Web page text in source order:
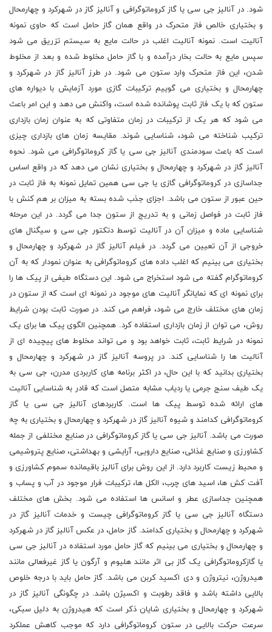
شود. در آنالیز جی سی یا گاز کروماتوگرافی و آنالیز گاز در شهرکرد و چهارمحال
و بختیاری خالص فاز متحرک در واقع همان گاز حامل است که حاوی نمونه
آنالیت است. نمونه آنالیت اغلب در حالت مایع به سیستم تزریق می شود
سپس مایع به حالت بخار درآمده و با گاز حامل مخلوط شده و بعد از مخلوط
شدن، این فاز متحرک وارد ستون می شود. در طرز آنالیز گاز در شهرکرد و
چهارمحال و بختیاری می گوییم ترکیبات گازی مورد آزمایش با دیواره های
ستون که با یک فاز ثابت پوشانده شده است، واکنش می دهد و این امر باعث
می شود که هر یک از ترکیبات در زمان متفاوتی که به عنوان زمان بازداری
ترکیب شناخته می شود، شناسایی شوند. مقایسه زمان های بازداری چیزی
است که باعث سودمندی آنالیز جی سی یا گاز کروماتوگرافی می شود. نحوه
آنالیز گاز در شهرکرد و چهارمحال و بختیاری نشان می دهد که در واقع اساس
جداسازی در کروماتوگرافی گازی یا جی سی همین تمایل نمونه به فاز ثابت در
حین عبور از ستون می باشد. اجزای جذب شده بسته به میزان بر هم کنش با
فاز ثابت در فواصل زمانی و به تدریج از ستون جدا می گردد. در این مرحله
شناسایی ماده و میزان آن در آنالیت توسط دتکتور جی سی و سیگنال های
خروجی از آن تعیین می گردد. در فیلم آنالیز گاز در شهرکرد و چهارمحال و
بختیاری می بینیم که اغلب داده های کروماتوگرافی به عنوان نمودار که به آن
کروماتوگرام گفته می شود استخراج می شود. این دستگاه طیفی از پیک ها را
برای نمونه ای که نمایانگر آنالیت های موجود در نمونه ای است که از ستون در
زمان های مختلف خارج می شود، فراهم می کند. در صورت ثابت بودن شرایط
روش، می توان از زمان بازداری استفاده کرد. همچنین الگوی پیک ها برای یک
نمونه در شرایط ثابت، ثابت خواهد بود و می تواند مخلوط های پیچیده ای از
آنالیت ها را شناسایی کند. در پروسه آنالیز گاز در شهرکرد و چهارمحال و
بختیاری بدانید که با این حال، در اکثر برنامه های کاربردی مدرن، جی سی به
یک طیف سنج جرمی یا ردیاب مشابه متصل است که قادر به شناسایی آنالیت
های ارائه شده توسط پیک ها است. کاربردهای آنالیز جی سی یا گاز
کروماتوگرافی کدامند و شیوه آنالیز گاز در شهرکرد و چهارمحال و بختیاری به چه
صورت می باشد. آنالیز جی سی یا گاز کروماتوگرافی در صنایع مختلفی از جمله
کشاورزی و صنایع غذائی، صنایع دارویی، آرایشی و بهداشتی، صنایع پتروشیمی
و محیط زیست کاربرد دارد. از این روش برای آنالیز باقیمانده سموم کشاورزی و
آفت کش ها، اسید های چرب، الکل ها، ترکیبات فرار موجود در آب و پساب و
همچنین جداسازی عطر و اسانس ها استفاده می شود. بخش های مختلف
دستگاه آنالیز جی سی یا گاز کروماتوگرافی چیست و خدمات آنالیز گاز در
شهرکرد و چهارمحال و بختیاری کدامند. گاز حامل، در عکس آنالیز گاز در شهرکرد
و چهارمحال و بختیاری می بینیم که گاز حامل مورد استفاده در آنالیز جی سی
یا گازکروماتوگرافی یک گاز بی اثر مانند هلیوم و آرگون یا گاز غیرفعالی مانند
هیدروژن، نیتروژن و دی اکسید کربن می باشد. گاز حامل باید با درجه خلوص
بالایی داشته باشد و فاقد رطوبت و اکسیژن باشد. در چگونگی آنالیز گاز در
شهرکرد و چهارمحال و بختیاری شایان ذکر است که هیدروژن به دلیل سبکی،
سرعت حرکت بالایی در ستون کروماتوگرافی دارد که موجب کاهش عملکرد